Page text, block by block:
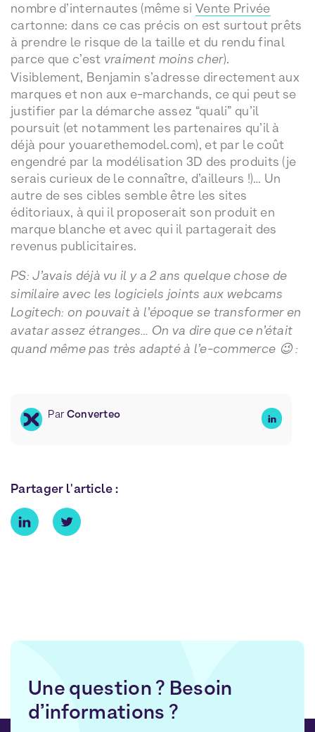
nombre d’internautes (même siVente Privée
cartonne: dans ce cas précis on est surtout prêts
à prendre le risque de la taille et du rendu final
parce que c’est vraiment moins cher).
Visiblement, Benjamin s’adresse directement aux
marques et non aux e-marchands, ce qui peut se
justifier par la démarche assez “quali” qu’il
poursuit (et notamment les partenaires qu’il à
déjà pour youarethemodel.com), et par le coût
engendré par la modélisation 3D des produits (je
serais curieux de le connaître, d’ailleurs !)… Un
autre de ses cibles semble être les sites
éditoriaux, à qui il proposerait son produit en
marque blanche et avec qui il partagerait des
revenus publicitaires.
PS: J’avais déjà vu il y a 2 ans quelque chose de
similaire avec les logiciels joints aux webcams
Logitech: on pouvait à l’époque se transformer en
avatar assez étranges… On va dire que ce n’était
quand même pas très adapté à l’e-commerce 😉 :
Par Converteo
Partager l'article :
Une question ? Besoin
d’informations ?